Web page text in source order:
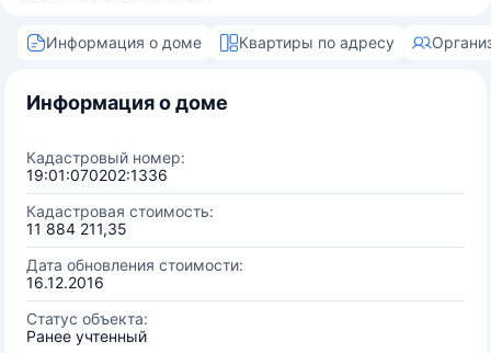
Информация о доме Квартиры по адресу
Информация о доме
Кадастровый номер:
19:01:070202:1336
Кадастровая стоимость:
11 884 211,35
Дата обновления стоимости:
16.12.2016
Статус объекта:
Ранее учтенный